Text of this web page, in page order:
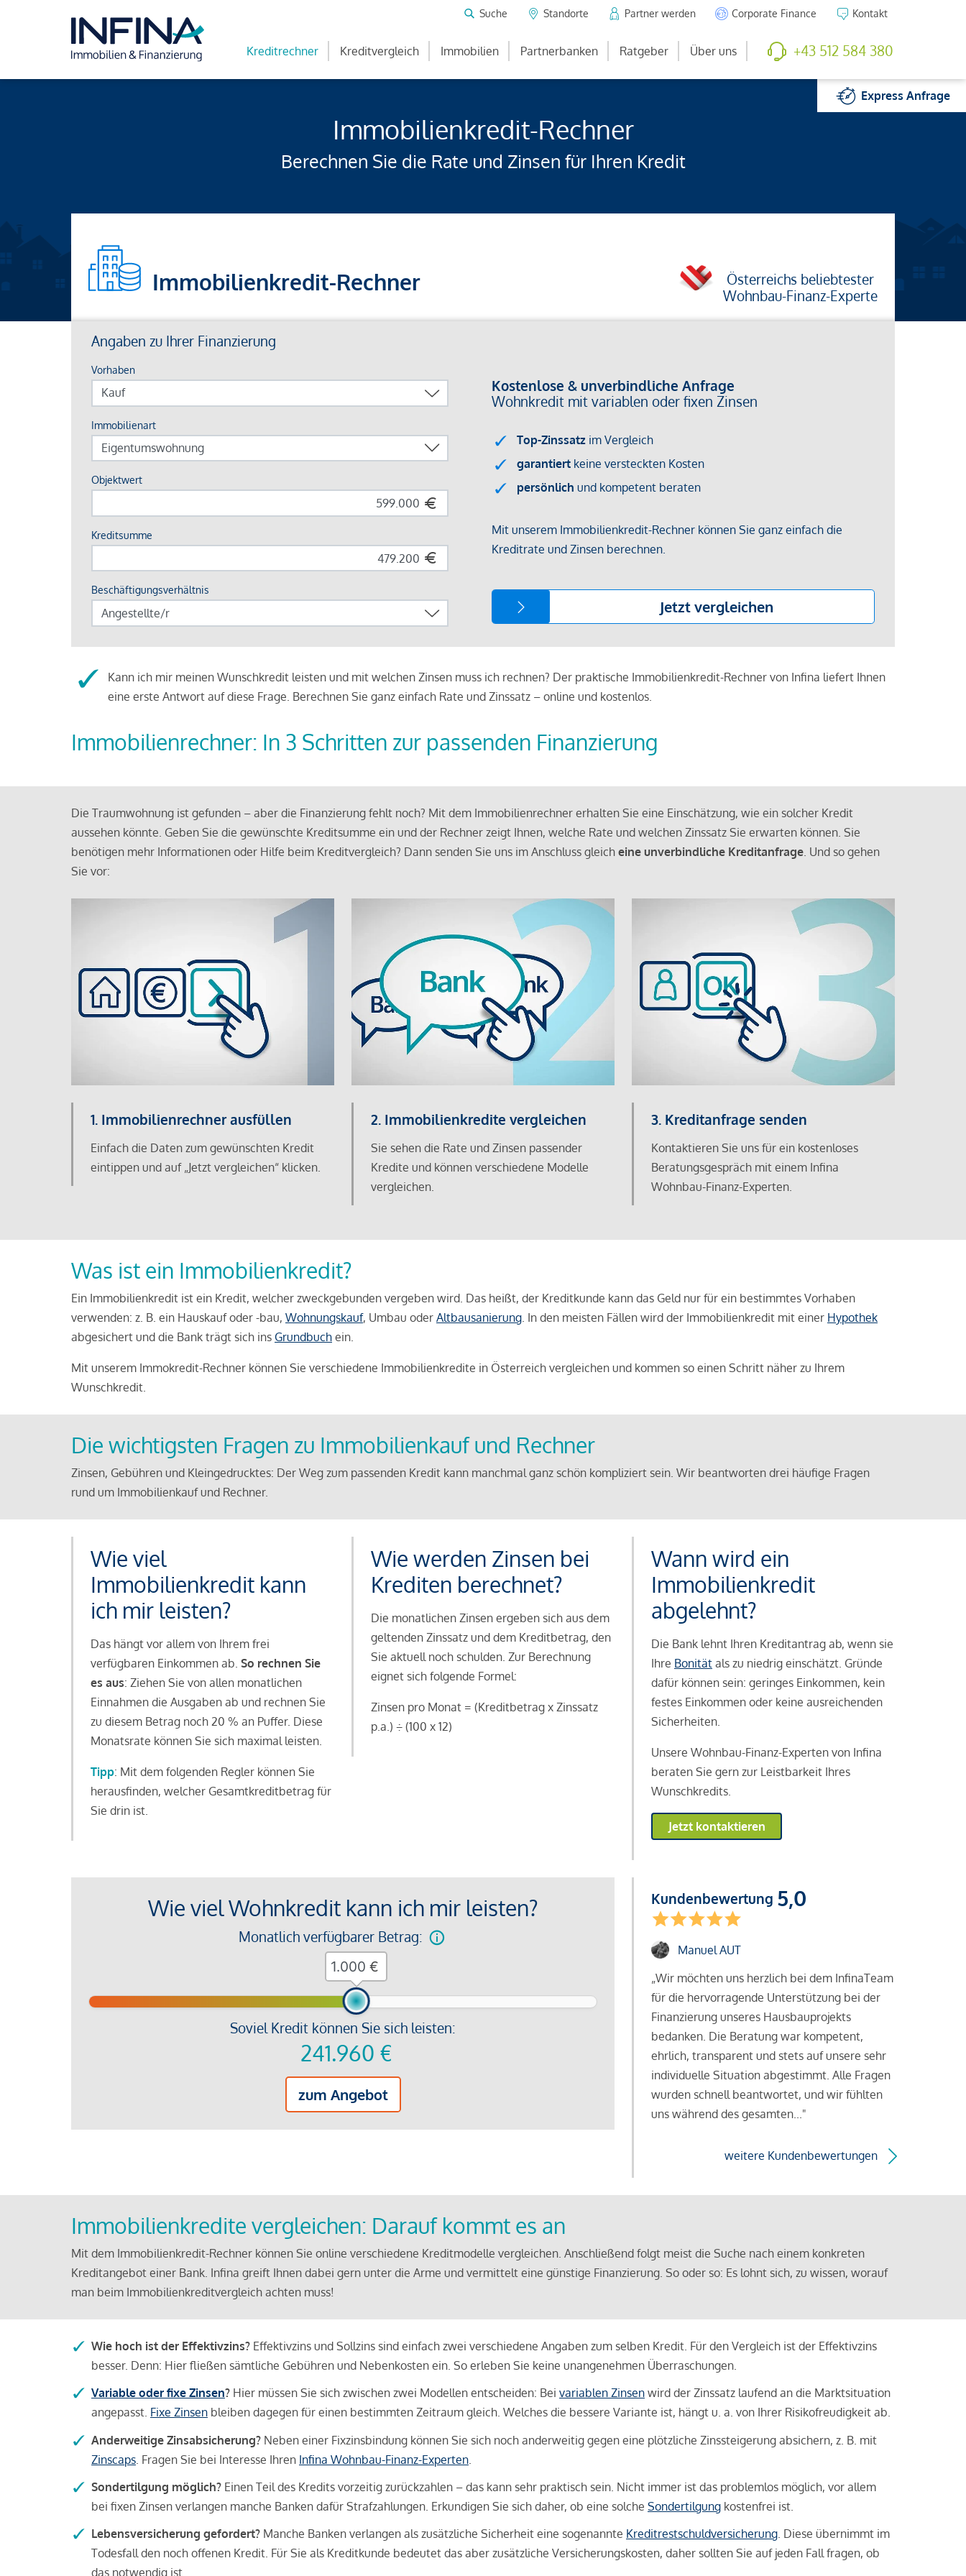
Suche Standorte Partner werden Corporate Finance Kontakt
Kreditrechner Kreditvergleich Immobilien Partnerbanken Ratgeber Über uns +43 512 584 380
ExpressAnfrage
Immobilienkredit-Rechner
Berechnen Sie die Rate und Zinsen für Ihren Kredit
Immobilienkredit-Rechner
Österreichs beliebtester
Wohnbau-Finanz-Experte
Kann ich mir meinen Wunschkredit leisten und mit welchen Zinsen muss ich rechnen? Der praktische Immobilienkredit-Rechner von Infina liefert Ihnen
eine erste Antwort auf diese Frage. Berechnen Sie ganz einfach Rate und Zinssatz – online und kostenlos.
Immobilienrechner: In 3 Schritten zur passenden Finanzierung
Die Traumwohnung ist gefunden – aber die Finanzierung fehlt noch? Mit dem Immobilienrechner erhalten Sie eine Einschätzung, wie ein solcher Kredit
aussehen könnte. Geben Sie die gewünschte Kreditsumme ein und der Rechner zeigt Ihnen, welche Rate und welchen Zinssatz Sie erwarten können. Sie
benötigen mehr Informationen oder Hilfe beim Kreditvergleich? Dann senden Sie uns im Anschluss gleich eine unverbindliche Kreditanfrage. Und so gehen
Sie vor:
1. Immobilienrechner ausfüllen
Einfach die Daten zum gewünschten Kredit
eintippen und auf „Jetzt vergleichen“ klicken.
2. Immobilienkredite vergleichen
Sie sehen die Rate und Zinsen passender
Kredite und können verschiedene Modelle
vergleichen.
3. Kreditanfrage senden
Kontaktieren Sie uns für ein kostenloses
Beratungsgespräch mit einem Infina
Wohnbau-Finanz-Experten.
Was ist ein Immobilienkredit?
Ein Immobilienkredit ist ein Kredit, welcher zweckgebunden vergeben wird. Das heißt, der Kreditkunde kann das Geld nur für ein bestimmtes Vorhaben
verwenden: z. B. ein Hauskauf oder -bau, Wohnungskauf, Umbau oder Altbausanierung. In den meisten Fällen wird der Immobilienkredit mit einer Hypothek
abgesichert und die Bank trägt sich ins Grundbuch ein.
Mit unserem Immokredit-Rechner können Sie verschiedene Immobilienkredite in Österreich vergleichen und kommen so einen Schritt näher zu Ihrem
Wunschkredit.
Die wichtigsten Fragen zu Immobilienkauf und Rechner
Zinsen, Gebühren und Kleingedrucktes: Der Weg zum passenden Kredit kann manchmal ganz schön kompliziert sein. Wir beantworten drei häufige Fragen
rund um Immobilienkauf und Rechner.
Wie viel
Immobilienkredit kann
ich mir leisten?
Das hängt vor allem von Ihrem frei
verfügbaren Einkommen ab. So rechnen Sie
es aus: Ziehen Sie von allen monatlichen
Einnahmen die Ausgaben ab und rechnen Sie
zu diesem Betrag noch 20 % an Puffer. Diese
Monatsrate können Sie sich maximal leisten.
Tipp: Mit dem folgenden Regler können Sie
herausfinden, welcher Gesamtkreditbetrag für
Sie drin ist.
Wie werden Zinsen bei
Krediten berechnet?
Die monatlichen Zinsen ergeben sich aus dem
geltenden Zinssatz und dem Kreditbetrag, den
Sie aktuell noch schulden. Zur Berechnung
eignet sich folgende Formel:
Zinsen pro Monat = (Kreditbetrag x Zinssatz
p.a.) ÷ (100 x 12)
Wann wird ein
Immobilienkredit
abgelehnt?
Die Bank lehnt Ihren Kreditantrag ab, wenn sie
Ihre Bonitätals zu niedrig einschätzt. Gründe
dafür können sein: geringes Einkommen, kein
festes Einkommen oder keine ausreichenden
Sicherheiten.
Unsere Wohnbau-Finanz-Experten von Infina
beraten Sie gern zur Leistbarkeit Ihres
Wunschkredits.
Jetzt kontaktieren
Wie viel Wohnkredit kann ich mir leisten?
Monatlich verfügbarer Betrag:
Soviel Kredit können Sie sich leisten:
241.960 €
zum Angebot
€
Kundenbewertung 5,0
Manuel AUT
„Wir möchten uns herzlich bei dem InfinaTeam
für die hervorragende Unterstützung bei der
Finanzierung unseres Hausbauprojekts
bedanken. Die Beratung war kompetent,
ehrlich, transparent und stets auf unsere sehr
individuelle Situation abgestimmt. Alle Fragen
wurden schnell beantwortet, und wir fühlten
uns während des gesamten..."
weitere Kundenbewertungen
Immobilienkredite vergleichen: Darauf kommt es an
Mit dem Immobilienkredit-Rechner können Sie online verschiedene Kreditmodelle vergleichen. Anschließend folgt meist die Suche nach einem konkreten
Kreditangebot einer Bank. Infina greift Ihnen dabei gern unter die Arme und vermittelt eine günstige Finanzierung. So oder so: Es lohnt sich, zu wissen, worauf
man beim Immobilienkreditvergleich achten muss!
Wie hoch ist der Effektivzins? Effektivzins und Sollzins sind einfach zwei verschiedene Angaben zum selben Kredit. Für den Vergleich ist der Effektivzins
besser. Denn: Hier fließen sämtliche Gebühren und Nebenkosten ein. So erleben Sie keine unangenehmen Überraschungen.
Variable oder fixe Zinsen? Hier müssen Sie sich zwischen zwei Modellen entscheiden: Bei variablen Zinsen wird der Zinssatz laufend an die Marktsituation
angepasst. Fixe Zinsen bleiben dagegen für einen bestimmten Zeitraum gleich. Welches die bessere Variante ist, hängt u. a. von Ihrer Risikofreudigkeit ab.
Anderweitige Zinsabsicherung? Neben einer Fixzinsbindung können Sie sich noch anderweitig gegen eine plötzliche Zinssteigerung absichern, z. B. mit
Zinscaps . Fragen Sie bei Interesse Ihren Infina Wohnbau-Finanz-Experten
Sondertilgung möglich? Einen Teil des Kredits vorzeitig zurückzahlen – das kann sehr praktisch sein. Nicht immer ist das problemlos möglich, vor allem
bei fixen Zinsen verlangen manche Banken dafür Strafzahlungen. Erkundigen Sie sich daher, ob eine solche Sondertilgung kostenfrei ist.
Lebensversicherung gefordert? Manche Banken verlangen als zusätzliche Sicherheit eine sogenannte Kreditrestschuldversicherung . Diese übernimmt im
Todesfall den noch offenen Kredit. Für Sie als Kreditkunde bedeutet das aber zusätzliche Versicherungskosten, daher sollten Sie auf jeden Fall fragen, ob
das notwendig ist.